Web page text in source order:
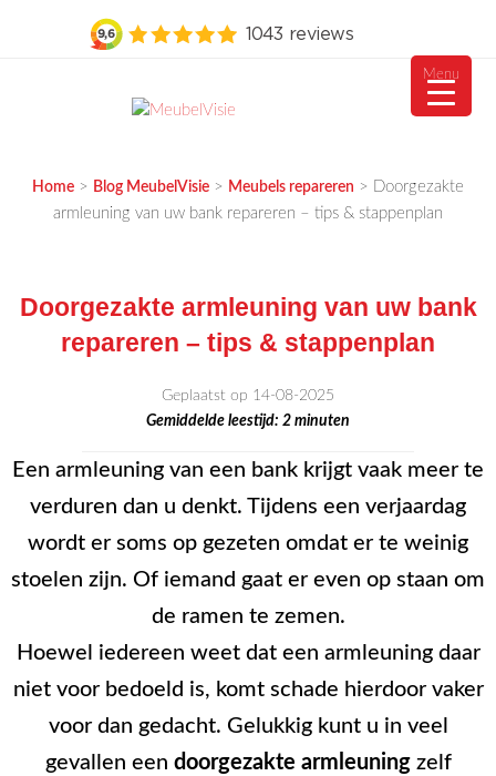
inhoudHome > Blog MeubelVisie > Meubels repareren > Doorgezakte
armleuning van uw bank repareren – tips & stappenplan
Doorgezakte armleuning van uw bank
repareren – tips & stappenplan
Geplaatst op 14-08-2025
Gemiddelde leestijd: 2 minuten
Een armleuning van een bank krijgt vaak meer te
verduren dan u denkt. Tijdens een verjaardag
wordt er soms op gezeten omdat er te weinig
stoelen zijn. Of iemand gaat er even op staan om
de ramen te zemen.
Hoewel iedereen weet dat een armleuning daar
niet voor bedoeld is, komt schade hierdoor vaker
voor dan gedacht. Gelukkig kunt u in veel
gevallen een doorgezakte armleuningzelf
Menu